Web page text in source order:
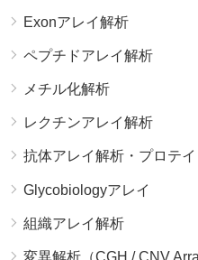
Exonアレイ解析
ペプチドアレイ解析
メチル化解析
レクチンアレイ解析
抗体アレイ解析・プロテ
Glycobiologyアレイ
組織アレイ解析
変異解析（CGH / CNV